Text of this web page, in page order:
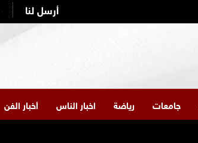
أرسل لنا
جامعات رياضة اخبار الناس أخبار الفن